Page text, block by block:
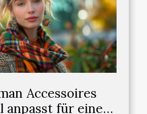
Accessoires
anpasst für einen